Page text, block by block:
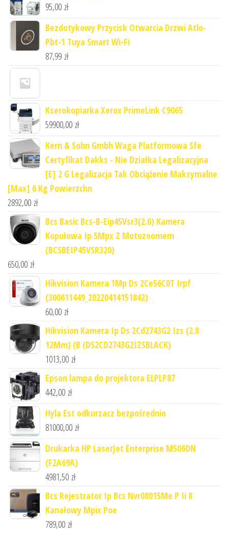
95,00 zł
Bezdotykowy Przycisk Otwarcia Drzwi Atlo-
Pbt-1 Tuya Smart Wi-Fi
87,99 zł
Kserokopiarka Xerox PrimeLink C9065
59900,00 zł
Kern & Sohn Gmbh Waga Platformowa Sfe
Certyfikat Dakks - Nie Działka Legalizacyjna
[E] 2 G Legalizacja Tak Obciążenie Maksymalne
[Max] 6 Kg Powierzchn
2892,00 zł
Bcs Basic Bcs-B-Eip45Vsr3(2.0) Kamera
Kopułowa Ip 5Mpx Z Motozoomem
(BCSBEIP45VSR320)
650,00 zł
Hikvision Kamera 1Mp Ds 2Ce56C0T Irpf
(300611449_20220414151842)
60,00 zł
Hikvision Kamera Ip Ds 2Cd2743G2 Izs (2.8
12Mm) (B (DS2CD2743G2IZSBLACK)
1013,00 zł
Epson lampa do projektora ELPLP87
442,00 zł
Hyla Est odkurzacz bezpośrednio
81000,00 zł
Drukarka HP LaserJet Enterprise M506DN
(F2A69A)
4981,50 zł
Bcs Rejestrator Ip Bcs Nvr08015Me P Ii 8
Kanałowy Mpix Poe
789,00 zł